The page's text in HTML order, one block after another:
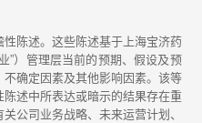
陈述。这些陈述基于上海宝济药
”）管理层当前的预期、假设及预
确定因素及其他影响因素。该等
述中所表达或暗示的结果存在重
公司业务战略、未来运营计划、